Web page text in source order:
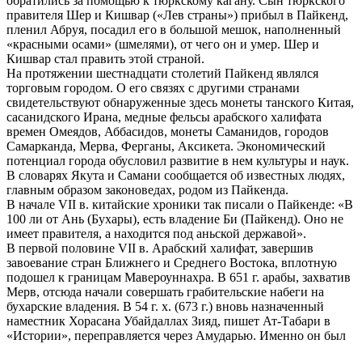
правителя Шер и Кишвар («Лев страны») прибыл в Пайкенд,
пленил Абруя, посадил его в большой мешок, наполненный
«красными осами» (шмелями), от чего он и умер. Шер и
Кишвар стал править этой страной.
На протяжении шестнадцати столетий Пайкенд являлся
торговым городом. О его связях с другими странами
свидетельствуют обнаруженные здесь монеты танского Китая,
сасанидского Ирана, медные фельсы арабского халифата
времен Омеядов, Аббасидов, монеты Саманидов, городов
Самарканда, Мерва, Ферганы, Аксикета. Экономический
потенциал города обусловил развитие в нем культуры и наук.
В словарях Якута и Самани сообщается об известных людях,
главным образом законоведах, родом из Пайкенда.
В начале VII в. китайские хроники так писали о Пайкенде: «В
100 ли от Ань (Бухары), есть владение Би (Пайкенд). Оно не
имеет правителя, а находится под аньской державой».
В первой половине VII в. Арабский халифат, завершив
завоевание стран Ближнего и Среднего Востока, вплотную
подошел к границам Мавероуннахра. В 651 г. арабы, захватив
Мерв, отсюда начали совершать грабительские набеги на
бухарские владения. В 54 г. х. (673 г.) вновь назначенный
наместник Хорасана Убайдаллах Зияд, пишет Ат-Табари в
«Истории», переправляется через Амударью. Именно он был